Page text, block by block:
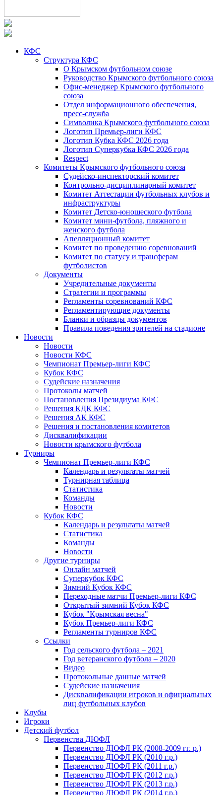
КФС
Структура КФС
О Крымском футбольном союзе
Руководство Крымского футбольного союза
Офис-менеджер Крымского футбольного
союза
Отдел информационного обеспечения,
пресс-служба
Символика Крымского футбольного союза
Логотип Премьер-лиги КФС
Логотип Кубка КФС 2026 года
Логотип Суперкубка КФС 2026 года
Respect
Комитеты Крымского футбольного союза
Судейско-инспекторский комитет
Контрольно-дисциплинарный комитет
Комитет Аттестации футбольных клубов и
инфраструктуры
Комитет Детско-юношеского футбола
Комитет мини-футбола, пляжного и
женского футбола
Апелляционный комитет
Комитет по проведению соревнований
Комитет по статусу и трансферам
футболистов
Документы
Учредительные документы
Стратегии и программы
Регламенты соревнований КФС
Регламентирующие документы
Бланки и образцы документов
Правила поведения зрителей на стадионе
Новости
Новости
Новости КФС
Чемпионат Премьер-лиги КФС
Кубок КФС
Судейские назначения
Протоколы матчей
Постановления Президиума КФС
Решения КДК КФС
Решения АК КФС
Решения и постановления комитетов
Дисквалификации
Новости крымского футбола
Турниры
Чемпионат Премьер-лиги КФС
Календарь и результаты матчей
Турнирная таблица
Статистика
Команды
Новости
Кубок КФС
Календарь и результаты матчей
Статистика
Команды
Новости
Другие турниры
Онлайн матчей
Суперкубок КФС
Зимний Кубок КФС
Переходные матчи Премьер-лиги КФС
Открытый зимний Кубок КФС
Кубок "Крымская весна"
Кубок Премьер-лиги КФС
Регламенты турниров КФС
Ссылки
Год сельского футбола – 2021
Год ветеранского футбола – 2020
Видео
Протокольные данные матчей
Судейские назначения
Дисквалификации игроков и официальных
лиц футбольных клубов
Клубы
Игроки
Детский футбол
Первенства ДЮФЛ
Первенство ДЮФЛ РК (2008-2009 гг. р.)
Первенство ДЮФЛ РК (2010 г.р.)
Первенство ДЮФЛ РК (2011 г.р.)
Первенство ДЮФЛ РК (2012 г.р.)
Первенство ДЮФЛ РК (2013 г.р.)
Первенство ДЮФЛ РК (2014 г.р.)